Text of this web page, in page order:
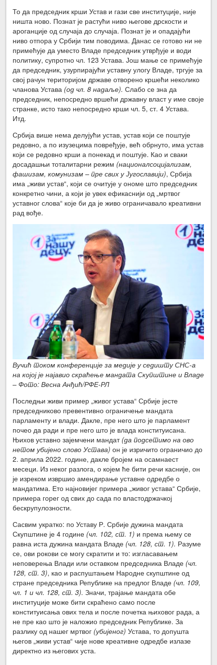
То да председник крши Устав и гази све институције, није
ништа ново. Познат је растући ниво његове дрскости и
ароганције од случаја до случаја. Познат је и опадајући
ниво отпора у Србији тим поводима. Данас се готово ни не
примећује да уместо Владе председник утврђује и води
политику, супротно чл. 123 Устава. Још мање се примећује
да председник, узурпирајући уставну улогу Владе, тргује за
свој рачун територијом државе отворено кршећи неколико
чланова Устава (од чл. 8 надаље). Слабо се зна да
председник, непосредно вршећи државну власт у име своје
странке, исто тако непосредно крши чл. 5, ст. 4 Устава.
Итд.
Србија више нема делујући устав, устав који се поштује
редовно, а по изузецима повређује, већ обрнуто, има устав
који се редовно крши а понекад и поштује. Као и сваки
досадашњи тоталитарни режим (националсоцијализам,
фашизам, комунизам – пре свих у Југославији), Србија
има „живи устав“, који се очитује у ономе што председник
конкретно чини, а који је увек ефикаснији од „мртвог
уставног слова“ које би да је живо ограничавало креативни
рад вође.
Вучић током конференције за медије у седишту СНС-а
на којој је најавио скраћење мандата Скупштине и Владе
– Фото: Весна Анђић/РФЕ-РЛ
Последњи живи пример „живог устава“ Србије јесте
председниково превентивно ограничење мандата
парламенту и влади. Дакле, пре него што је парламент
почео да ради и пре него што је влада конституисана.
Њихов уставно зајемчени мандат (да подсетимо на ово
нетом убијено слово Устава)он је изричито ограничио до
2. априла 2022. године, дакле бројем на осамнаест
месеци. Из неког разлога, о којем ће бити речи касније, он
је изреком извршио амендирање уставне одредбе о
мандатима. Ето најновијег примера „живог устава“ Србије,
примера горег од свих до сада по властодржачкој
бескрупулозности.
Сасвим укратко: по Уставу Р. Србије дужина мандата
Скупштине је 4 године (чл. 102, ст. 1) и према њему се
равна иста дужина мандата Владе (чл. 128, ст. 1). Разуме
се, ови рокови се могу скратити и то: изгласавањем
неповерења Влади или оставком председника Владе (чл.
128, ст. 3), као и распуштањем Народне скупштине од
стране председника Републике на предлог Владе (чл. 109,
чл. 1 и чл. 128, ст. 3). Значи, трајање мандата обе
институције може бити скраћено само после
конституисања ових тела и после почетка њиховог рада, а
не пре као што је наложио председник Републике. За
разлику од нашег мртвог (убијеног)Устава, то допушта
његов „живи устав“ чије нове креативне одредбе излазе
директно из његових уста.